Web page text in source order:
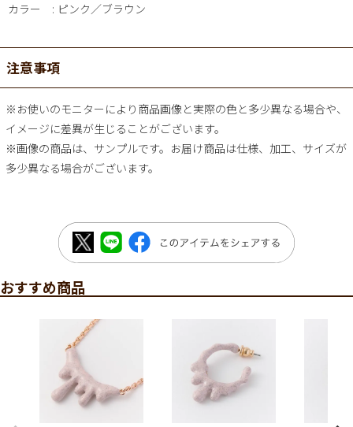
カラー ピンク／ブラウン
注意事項
※お使いのモニターにより商品画像と実際の色と多少異なる場合や、
イメージに差異が生じることがございます。
※画像の商品は、サンプルです。お届け商品は仕様、加工、サイズが
多少異なる場合がございます。
おすすめ商品